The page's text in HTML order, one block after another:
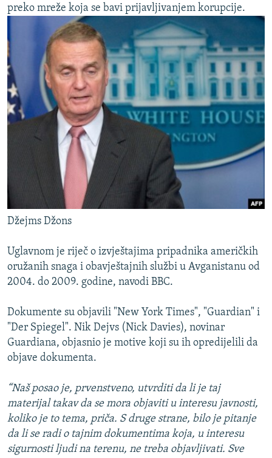
preko mreže koja se bavi prijavljivanjem korupcije.
Džejms Džons
Uglavnom je riječ o izvještajima pripadnika američkih
oružanih snaga i obavještajnih službi u Avganistanu od
2004. do 2009. godine, navodi BBC.
Dokumente su objavili "New York Times", "Guardian" i
"Der Spiegel". Nik Dejvs (Nick Davies), novinar
Guardiana, objasnio je motive koji su ih opredijelili da
objave dokumenta.
“Naš posao je, prvenstveno, utvrditi da li je taj
materijal takav da se mora objaviti u interesu javnosti,
koliko je to tema, priča. S druge strane, bilo je pitanje
da li se radi o tajnim dokumentima koja, u interesu
sigurnosti ljudi na terenu, ne treba objavljivati. Sve